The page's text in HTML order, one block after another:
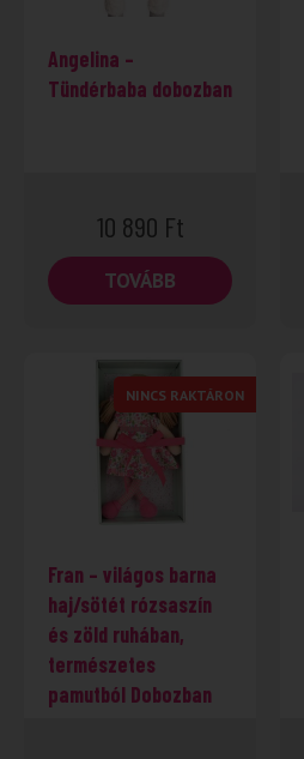
Angelina –
Tündérbaba dobozban
10 890 Ft
TOVÁBB
NINCS RAKTÁRON
Fran – világos barna
haj/sötét rózsaszín
és zöld ruhában,
természetes
pamutból Dobozban